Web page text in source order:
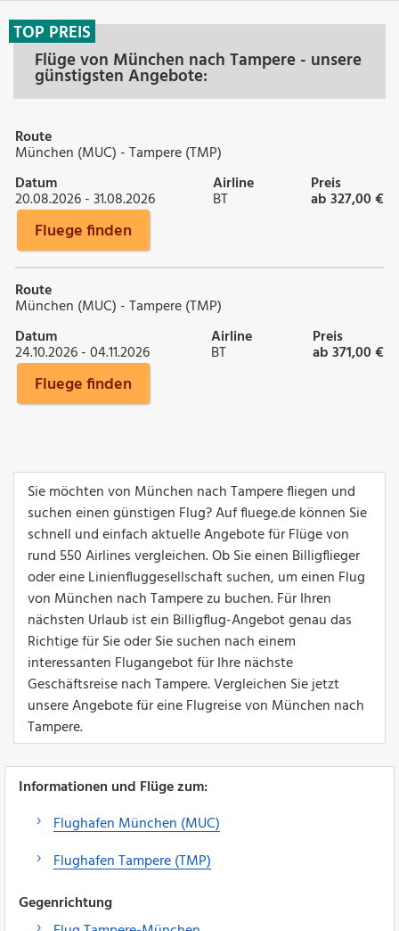
Flüge von München nach Tampere - unsere
günstigsten Angebote:
TOP PREIS
Route
München (MUC) - Tampere (TMP)
Datum
20.08.2026 - 31.08.2026
Airline
BT
Preis
ab 327,00 €
Fluege finden
Route
München (MUC) - Tampere (TMP)
Datum
24.10.2026 - 04.11.2026
Airline
BT
Preis
ab 371,00 €
Fluege finden
Sie möchten von München nach Tampere fliegen und
suchen einen günstigen Flug? Auf fluege.de können Sie
schnell und einfach aktuelle Angebote für Flüge von
rund 550 Airlines vergleichen. Ob Sie einen Billigflieger
oder eine Linienfluggesellschaft suchen, um einen Flug
von München nach Tampere zu buchen. Für Ihren
nächsten Urlaub ist ein Billigflug-Angebot genau das
Richtige für Sie oder Sie suchen nach einem
interessanten Flugangebot für Ihre nächste
Geschäftsreise nach Tampere. Vergleichen Sie jetzt
unsere Angebote für eine Flugreise von München nach
Tampere.
Informationen und Flüge zum:
Flughafen München (MUC)
Flughafen Tampere (TMP)
Gegenrichtung